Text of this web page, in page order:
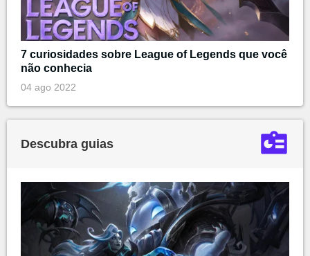
7 curiosidades sobre League of Legends que você
não conhecia
04 ago 2022
Descubra guias